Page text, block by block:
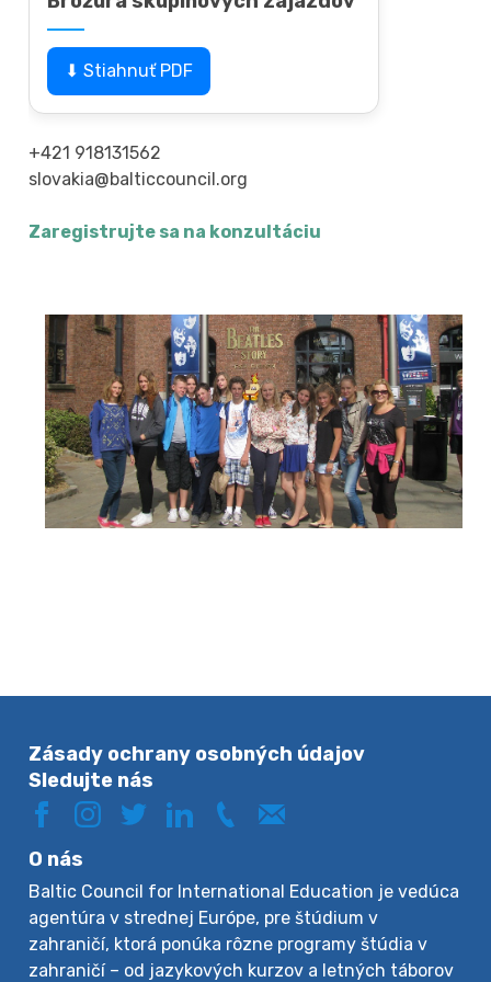
⬇ Stiahnuť PDF
+421 918131562
slovakia@balticcouncil.org
Zaregistrujte sa na konzultáciu
Zásady ochrany osobných údajov
Sledujte nás
O nás
Baltic Council for International Education je vedúca
agentúra v strednej Európe, pre štúdium v
zahraničí, ktorá ponúka rôzne programy štúdia v
zahraničí – od jazykových kurzov a letných táborov